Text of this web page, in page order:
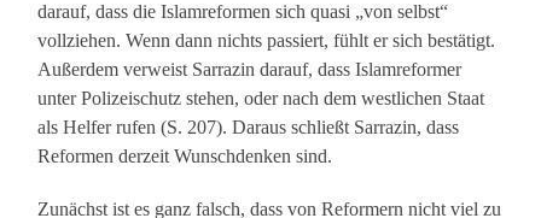
darauf, dass die Islamreformen sich quasi „von selbst“
vollziehen. Wenn dann nichts passiert, fühlt er sich bestätigt.
Außerdem verweist Sarrazin darauf, dass Islamreformer
unter Polizeischutz stehen, oder nach dem westlichen Staat
als Helfer rufen (S. 207). Daraus schließt Sarrazin, dass
Reformen derzeit Wunschdenken sind.
Zunächst ist es ganz falsch, dass von Reformern nicht viel zu